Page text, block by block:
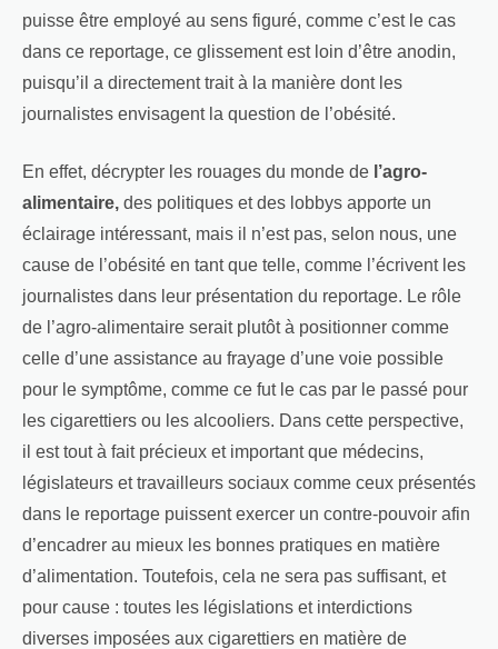
puisse être employé au sens figuré, comme c’est le cas
dans ce reportage, ce glissement est loin d’être anodin,
puisqu’il a directement trait à la manière dont les
journalistes envisagent la question de l’obésité.
En effet, décrypter les rouages du monde de l’agro-
alimentaire, des politiques et des lobbys apporte un
éclairage intéressant, mais il n’est pas, selon nous, une
cause de l’obésité en tant que telle, comme l’écrivent les
journalistes dans leur présentation du reportage. Le rôle
de l’agro-alimentaire serait plutôt à positionner comme
celle d’une assistance au frayage d’une voie possible
pour le symptôme, comme ce fut le cas par le passé pour
les cigarettiers ou les alcooliers. Dans cette perspective,
il est tout à fait précieux et important que médecins,
législateurs et travailleurs sociaux comme ceux présentés
dans le reportage puissent exercer un contre-pouvoir afin
d’encadrer au mieux les bonnes pratiques en matière
d’alimentation. Toutefois, cela ne sera pas suffisant, et
pour cause : toutes les législations et interdictions
diverses imposées aux cigarettiers en matière de